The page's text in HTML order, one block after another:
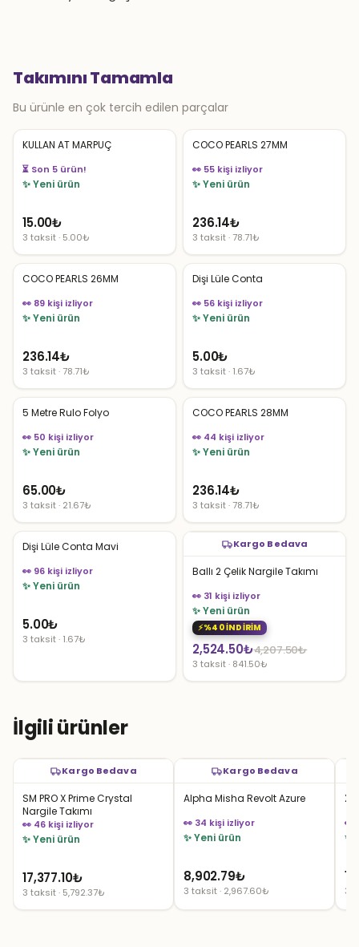
Takımını Tamamla
Bu ürünle en çok tercih edilen parçalar
KULLAN AT MARPUÇ
⏳ Son 5 ürün!
✨ Yeni ürün
15.00₺
3 taksit · 5.00₺
COCO PEARLS 27MM
👀 55 kişi izliyor
✨ Yeni ürün
236.14₺
3 taksit · 78.71₺
COCO PEARLS 26MM
👀 89 kişi izliyor
✨ Yeni ürün
236.14₺
3 taksit · 78.71₺
Dişi Lüle Conta
👀 56 kişi izliyor
✨ Yeni ürün
5.00₺
3 taksit · 1.67₺
5 Metre Rulo Folyo
👀 50 kişi izliyor
✨ Yeni ürün
65.00₺
3 taksit · 21.67₺
COCO PEARLS 28MM
👀 44 kişi izliyor
✨ Yeni ürün
236.14₺
3 taksit · 78.71₺
Dişi Lüle Conta Mavi
👀 96 kişi izliyor
✨ Yeni ürün
5.00₺
3 taksit · 1.67₺
Kargo Bedava
Ballı 2 Çelik Nargile Takımı
👀 31 kişi izliyor
✨ Yeni ürün
%40 İNDİRİM
4,207.50₺
Orijinal
fiyat:
2,524.50₺
Şu
andaki
3 taksit · 841.50₺
İlgili ürünler
Kargo Bedava
SM PRO X Prime Crystal
Nargile Takımı
👀 46 kişi izliyor
✨ Yeni ürün
17,377.10₺
3 taksit · 5,792.37₺
Kargo Bedava
Alpha Misha Revolt Azure
👀 34 kişi izliyor
✨ Yeni ürün
8,902.79₺
3 taksit · 2,967.60₺
X
👀
✨
3